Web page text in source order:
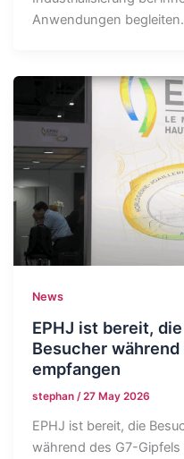
Anwendungen begleiten.
News
EPHJ ist bereit,
Besucher
empfangen
stephan/27 May 2026
EPHJ ist bereit, die
während des G7-